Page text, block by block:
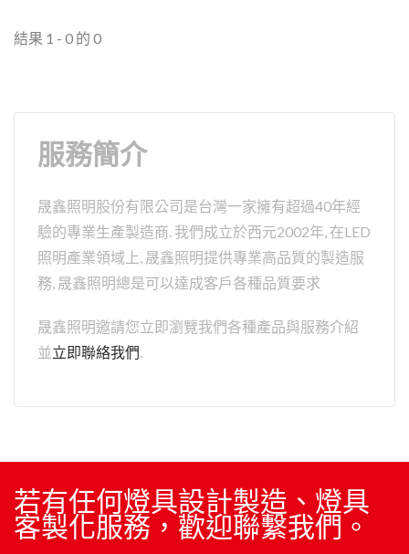
結果 1 - 0 的 0
服務簡介
晟鑫照明股份有限公司是台灣一家擁有超過40年經
驗的專業生產製造商. 我們成立於西元2002年, 在LED
照明產業領域上, 晟鑫照明提供專業高品質的製造服
務, 晟鑫照明總是可以達成客戶各種品質要求
晟鑫照明邀請您立即瀏覽我們各種產品與服務介紹
並立即聯絡我們.
若有任何燈具設計製造、燈具
客製化服務，歡迎聯繫我們。